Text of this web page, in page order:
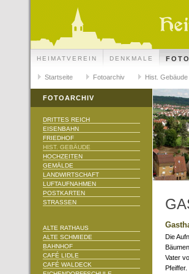
HEIMATVEREIN DENKMALE
Startseite Fotoarchiv Hist. Gebäude
FOTOARCHIV
DRITTES REICH
EISENBAHN
FRIEDHOF
HIST. GEBÄUDE
HOCHZEITEN
GEMÄLDE
LANDWIRTSCHAFT
LUFTAUFNAHMEN
POSTKARTEN
STRASSEN
ALTE RATHAUS
ALTE SCHMIEDE
BAHNHOF
CAFÉ LIDLE
CAFÉ WALDECK
Die
Vater